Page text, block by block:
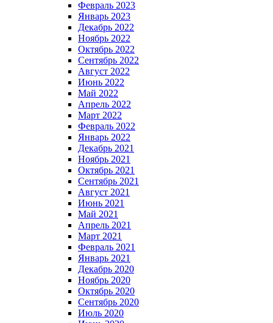
Февраль 2023
Январь 2023
Декабрь 2022
Ноябрь 2022
Октябрь 2022
Сентябрь 2022
Август 2022
Июнь 2022
Май 2022
Апрель 2022
Март 2022
Февраль 2022
Январь 2022
Декабрь 2021
Ноябрь 2021
Октябрь 2021
Сентябрь 2021
Август 2021
Июнь 2021
Май 2021
Апрель 2021
Март 2021
Февраль 2021
Январь 2021
Декабрь 2020
Ноябрь 2020
Октябрь 2020
Сентябрь 2020
Июль 2020